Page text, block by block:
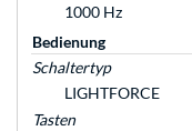
1000 Hz
Bedienung
Schaltertyp
LIGHTFORCE
Tasten